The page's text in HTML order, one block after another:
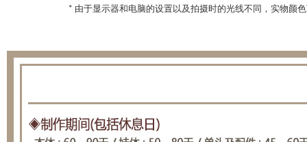
* 由于显示器和电脑的设置以及拍摄时的光线不同，实物颜